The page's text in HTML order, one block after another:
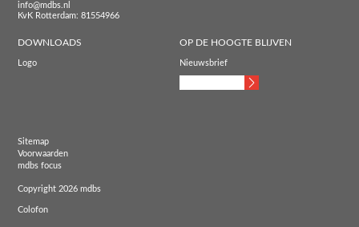
info@mdbs.nl
KvK Rotterdam: 81554966
DOWNLOADS
Logo
OP DE HOOGTE BLIJVEN
Nieuwsbrief
Sitemap
Voorwaarden
mdbs focus
Copyright 2026 mdbs
Colofon